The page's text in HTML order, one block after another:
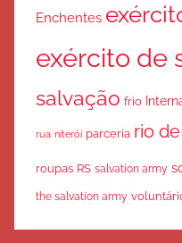
Enchentes
exército de
salvação frio
rua niterói parceria rio
roupas RS salvation army
the salvation army